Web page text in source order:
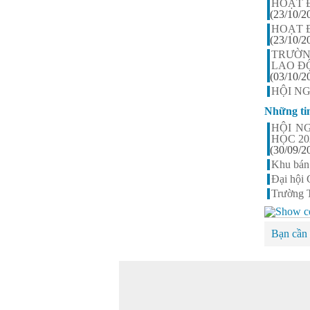
HOẠT
(23/10/
HOẠT
(23/10/
LAO
(03/10/
HỘI
Những
HỘI
HỌC
(30/09/
Khu
Đại hội
Trường
Bạn cần